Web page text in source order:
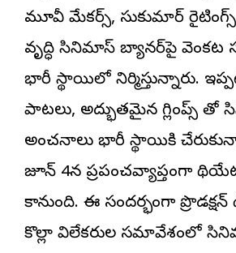
మూవీ మేకర్స్, సుకుమార్
వృద్ధి సినిమాస్ బ్యానర్‌పై వెంకట
భారీ స్థాయిలో నిర్మిస్తున్నారు.
పాటలు, అద్భుతమైన గ్లింప్స్
అంచనాలు భారీ స్థాయికి
జూన్ 4న ప్రపంచవ్యాప్తంగా
కానుంది. ఈ సందర్భంగా
కొల్లా విలేకరుల సమావేశంలో